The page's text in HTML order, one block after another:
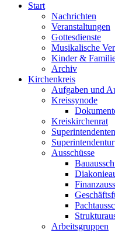
Start
Nachrichten
Veranstaltungen
Gottesdienste
Musikalische
Kinder &
Archiv
Kirchenkreis
Aufgaben und
Kreissynode
Kreiskirchenrat
Superintendentur
Ausschüsse
Arbeitsgruppen